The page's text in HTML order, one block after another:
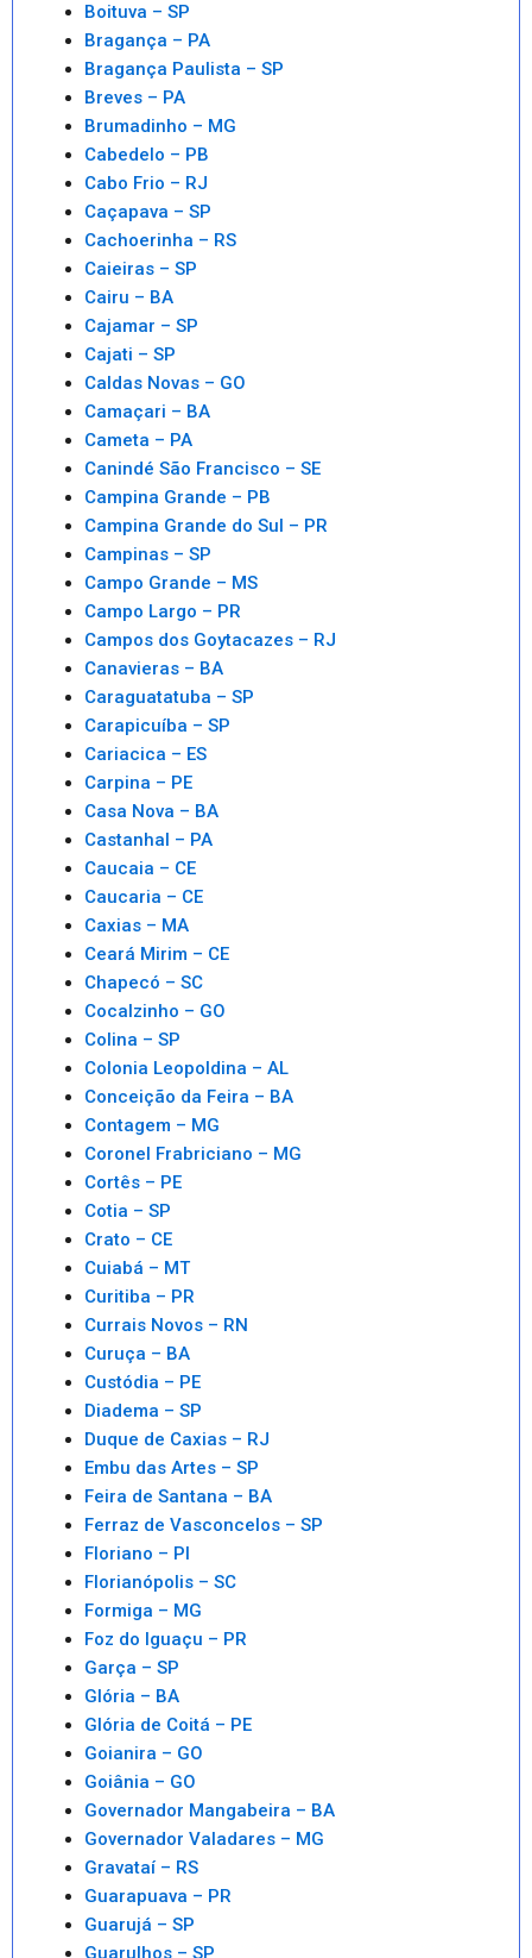
Boituva – SP
Bragança – PA
Bragança Paulista – SP
Breves – PA
Brumadinho – MG
Cabedelo – PB
Cabo Frio – RJ
Caçapava – SP
Cachoerinha – RS
Caieiras – SP
Cairu – BA
Cajamar – SP
Cajati – SP
Caldas Novas – GO
Camaçari – BA
Cameta – PA
Canindé São Francisco – SE
Campina Grande – PB
Campina Grande do Sul – PR
Campinas – SP
Campo Grande – MS
Campo Largo – PR
Campos dos Goytacazes – RJ
Canavieras – BA
Caraguatatuba – SP
Carapicuíba – SP
Cariacica – ES
Carpina – PE
Casa Nova – BA
Castanhal – PA
Caucaia – CE
Caucaria – CE
Caxias – MA
Ceará Mirim – CE
Chapecó – SC
Cocalzinho – GO
Colina – SP
Colonia Leopoldina – AL
Conceição da Feira – BA
Contagem – MG
Coronel Frabriciano – MG
Cortês – PE
Cotia – SP
Crato – CE
Cuiabá – MT
Curitiba – PR
Currais Novos – RN
Curuça – BA
Custódia – PE
Diadema – SP
Duque de Caxias – RJ
Embu das Artes – SP
Feira de Santana – BA
Ferraz de Vasconcelos – SP
Floriano – PI
Florianópolis – SC
Formiga – MG
Foz do Iguaçu – PR
Garça – SP
Glória – BA
Glória de Coitá – PE
Goianira – GO
Goiânia – GO
Governador Mangabeira – BA
Governador Valadares – MG
Gravataí – RS
Guarapuava – PR
Guarujá – SP
Guarulhos – SP